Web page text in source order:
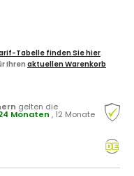
Tabelle finden Sie hier.
Ihrenaktuellen Warenkorb
gelten die
Monaten , 12 Monate